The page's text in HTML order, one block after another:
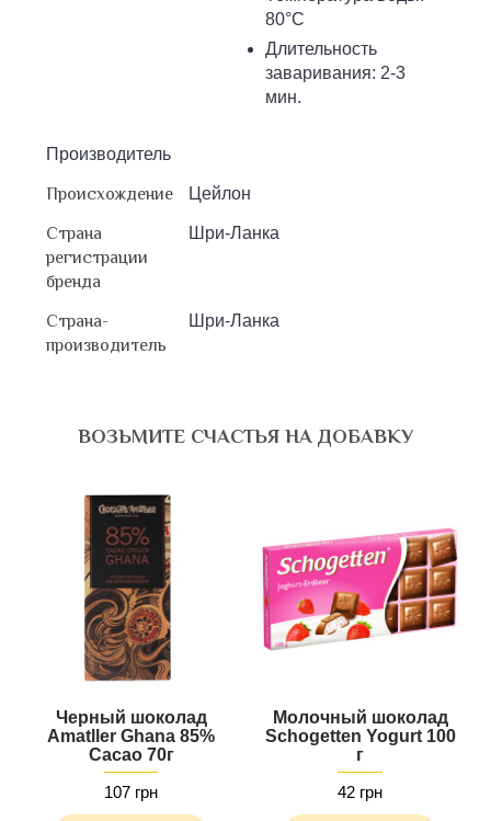
80°С
Длительность
заваривания: 2-3
мин.
Производитель
Происхождение Цейлон
Страна
регистрации
бренда
Шри-Ланка
Страна-
производитель
Шри-Ланка
ВОЗЬМИТЕ СЧАСТЬЯ НА ДОБАВКУ
Черный шоколад
Amatller Ghana 85%
Cacao 70г
107 грн
Молочный шоколад
Schogetten Yogurt 100
г
42 грн